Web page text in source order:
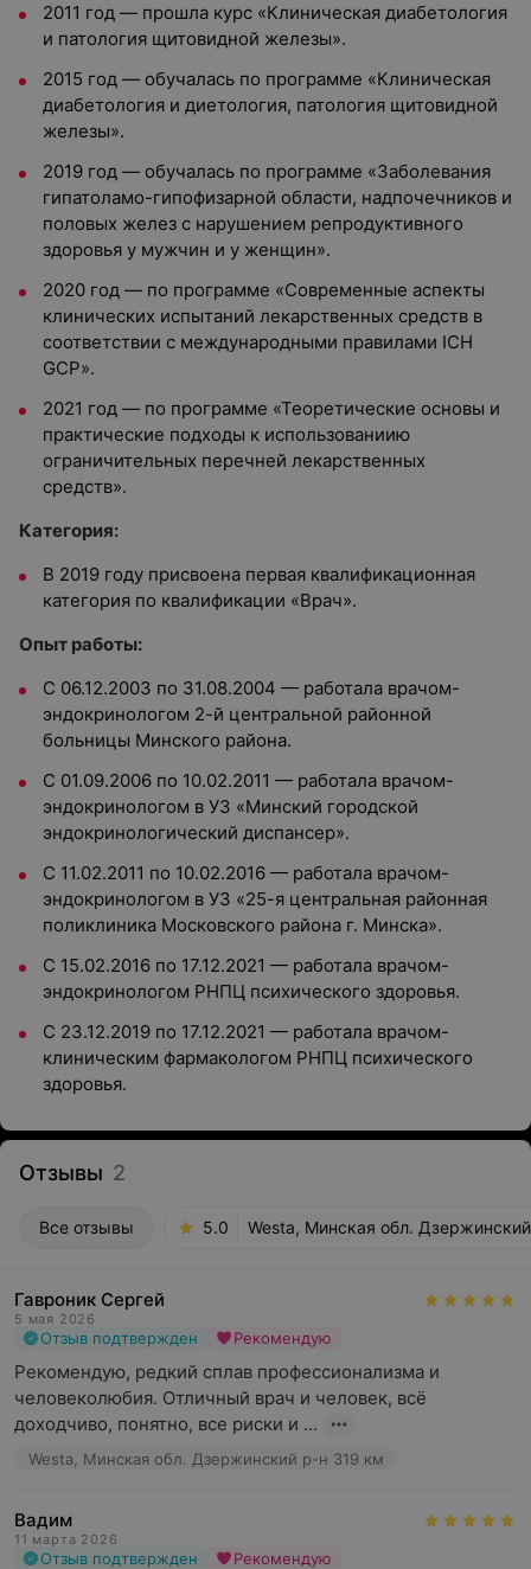
2011 год — прошла курс «Клиническая диабетология
и патология щитовидной железы».
2015 год — обучалась по программе «Клиническая
диабетология и диетология, патология щитовидной
железы».
2019 год — обучалась по программе «Заболевания
гипатоламо-гипофизарной области, надпочечников и
половых желез с нарушением репродуктивного
здоровья у мужчин и у женщин».
2020 год — по программе «Современные аспекты
клинических испытаний лекарственных средств в
соответствии с международными правилами ICH
GCP».
2021 год — по программе «Теоретические основы и
практические подходы к использованиию
ограничительных перечней лекарственных
средств».
Категория:
В 2019 году присвоена первая квалификационная
категория по квалификации «Врач».
Опыт работы:
С 06.12.2003 по 31.08.2004 — работала врачом-
эндокринологом 2-й центральной районной
больницы Минского района.
С 01.09.2006 по 10.02.2011 — работала врачом-
эндокринологом в УЗ «Минский городской
эндокринологический диспансер».
С 11.02.2011 по 10.02.2016 — работала врачом-
эндокринологом в УЗ «25-я центральная районная
поликлиника Московского района г. Минска».
С 15.02.2016 по 17.12.2021 — работала врачом-
эндокринологом РНПЦ психического здоровья.
С 23.12.2019 по 17.12.2021 — работала врачом-
клиническим фармакологом РНПЦ психического
здоровья.
Отзывы 2
Все отзывы 5.0 Westa, Минская обл.
Гавроник Сергей
5 мая 2026
Отзыв подтвержден Рекомендую
Рекомендую, редкий сплав профессионализма и
человеколюбия. Отличный врач и человек, всё
доходчиво, понятно, все риски и ...
Westa, Минская обл. Дзержинский р-н 319 км
Вадим
11 марта 2026
Отзыв подтвержден Рекомендую